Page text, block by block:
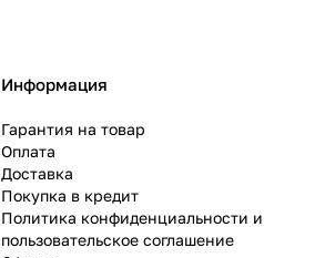
Информация
Гарантия на товар
Оплата
Доставка
Покупка в кредит
Политика конфиденциальности и
пользовательское соглашение